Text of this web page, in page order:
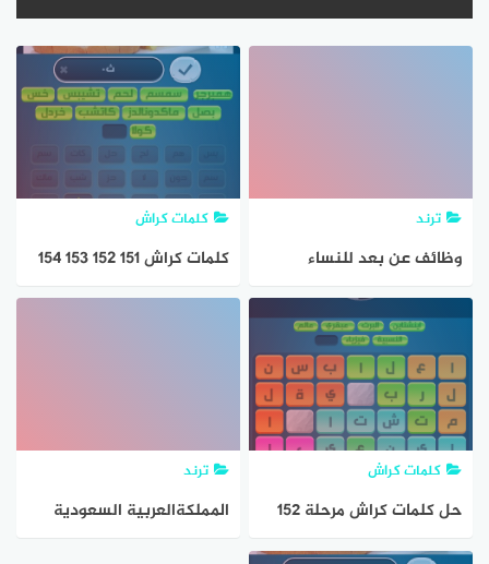
ترند
وظائف عن بعد للنساء
والرجال براتب ثابت 154
وظيفة عن بعد
كلمات كراش
كلمات كراش 151 152 153 154
155 156
كلمات كراش
حل كلمات كراش مرحلة ١٥٢
١٥٣ ١٥٤ ١٥٥ ١٥٦
ترند
المملكةالعربية السعودية